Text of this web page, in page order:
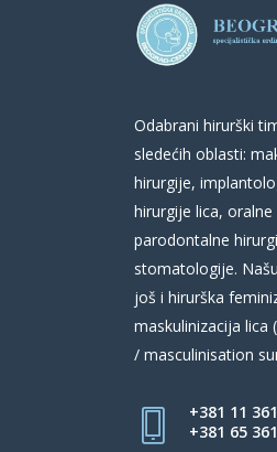
Odabrani hirurški
sledećih oblasti:
hirurgije,
hirurgije lica, oralne
parodontalne
stomatologije.
još i hirurška
maskulinizacija lica
/ masculinisation
+381 11
+381 65